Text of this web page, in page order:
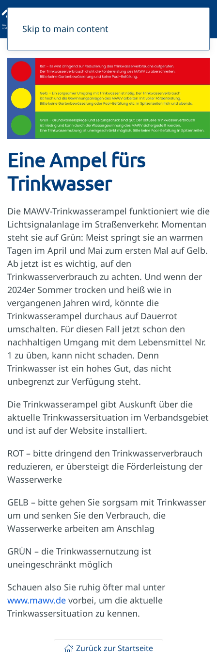
Skip to main content
Eine Ampel fürs
Trinkwasser
Die MAWV-Trinkwasserampel funktioniert wie die
Lichtsignalanlage im Straßenverkehr. Momentan
steht sie auf Grün: Meist springt sie an warmen
Tagen im April und Mai zum ersten Mal auf Gelb.
Ab jetzt ist es wichtig, auf den
Trinkwasserverbrauch zu achten. Und wenn der
2024er Sommer trocken und heiß wie in
vergangenen Jahren wird, könnte die
Trinkwasserampel durchaus auf Dauerrot
umschalten. Für diesen Fall jetzt schon den
nachhaltigen Umgang mit dem Lebensmittel Nr.
1 zu üben, kann nicht schaden. Denn
Trinkwasser ist ein hohes Gut, das nicht
unbegrenzt zur Verfügung steht.
Die Trinkwasserampel gibt Auskunft über die
aktuelle Trinkwassersituation im Verbandsgebiet
und ist auf der Website installiert.
ROT – bitte dringend den Trinkwasserverbrauch
reduzieren, er übersteigt die Förderleistung der
Wasserwerke
GELB – bitte gehen Sie sorgsam mit Trinkwasser
um und senken Sie den Verbrauch, die
Wasserwerke arbeiten am Anschlag
GRÜN – die Trinkwassernutzung ist
uneingeschränkt möglich
Schauen also Sie ruhig öfter mal unter
www.mawv.de vorbei, um die aktuelle
Trinkwassersituation zu kennen.
Zurück zur Startseite